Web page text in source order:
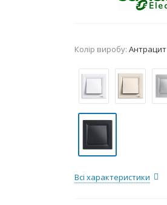
Колір виробу: Антрацит
Всі характеристики